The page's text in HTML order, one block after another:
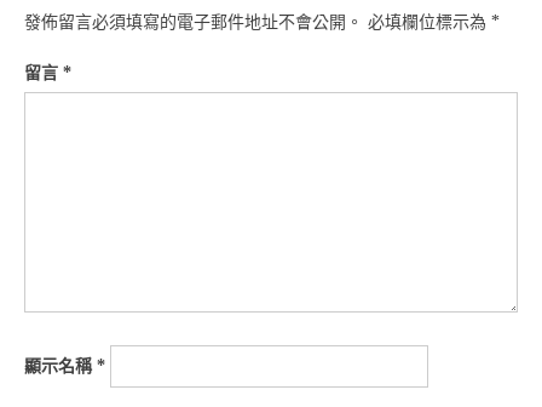
發佈留言必須填寫的電子郵件地址不會公開。 必填欄位標示為 *
留言 *
顯示名稱*